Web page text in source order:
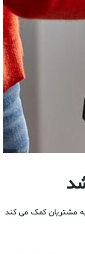
مشتریان کمک می کند